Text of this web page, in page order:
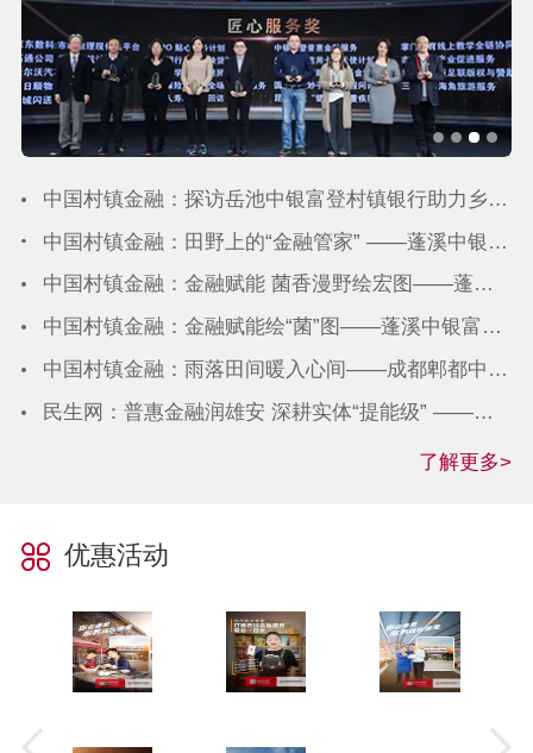
中国村镇金融：探访岳池中银富登村镇银行助力乡村振兴的“金融密码”
中国村镇金融：田野上的“金融管家” ——蓬溪中银富登村镇银行精准滴灌“智慧农业”
中国村镇金融：金融赋能 菌香漫野绘宏图——蓬溪中银富登村镇银行助力“杏鲍菇大王”铺就菌业振兴大道
中国村镇金融：金融赋能绘“菌”图——蓬溪中银富登村镇银行助力新农人铺就产业“黄金路”
中国村镇金融：雨落田间暖入心间——成都郫都中银富登村镇银行的温情金融见证
民生网：普惠金融润雄安 深耕实体“提能级” ——中银富登村镇银行服务河北雄安新区高质量建设和发展纪实
了解更多>
优惠活动